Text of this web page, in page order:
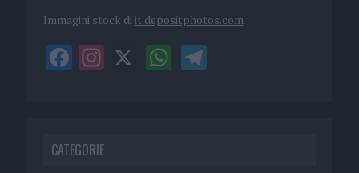
Immagini stock di it.depositphotos.com
CATEGORIE